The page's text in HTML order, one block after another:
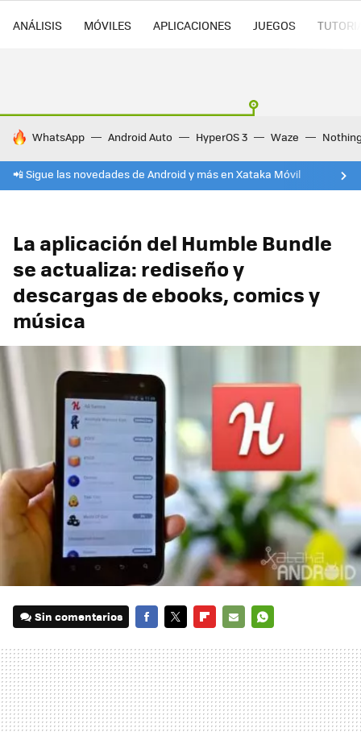
ANÁLISIS MÓVILES APLICACIONES JUEGOS
HOY SE HABLA DE
WhatsApp Android Auto HyperOS 3 Waze
📲 Sigue las novedades de Android y más en Xataka Móvil
La aplicación del Humble Bundle
se actualiza: rediseño y
descargas de ebooks, comics y
música
Sin comentarios
MAIL